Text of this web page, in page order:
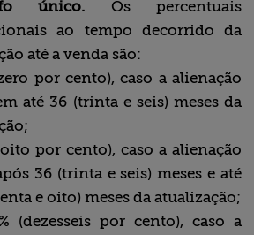
único. Os percentuais
ao tempo decorrido da
até a venda são:
por cento), caso a alienação
até 36 (trinta e seis) meses da
por cento), caso a alienação
36 (trinta e seis) meses e até
e oito) meses da atualização;
(dezesseis por cento), caso a